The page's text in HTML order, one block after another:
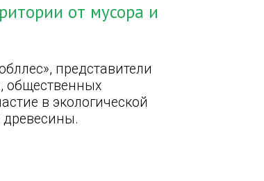
от мусора и
представители
общественных
в экологической
древесины.